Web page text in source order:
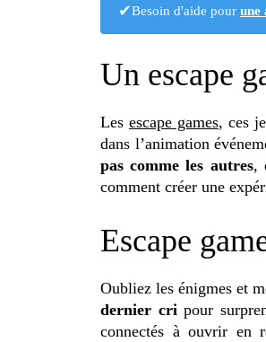
✔Besoin d'aide pour une
Un escape
Les escape games, ces
dans l’animation
pas comme les autres,
comment créer une
Escape
Oubliez les énigmes et
dernier cripour
connectés à ouvrir en